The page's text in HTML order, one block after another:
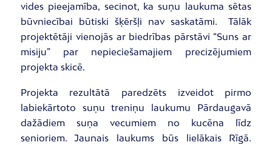
vides pieejamība, secinot, ka suņu laukuma sētas
būvniecībai būtiski šķēršļi nav saskatāmi. Tālāk
projektētāji vienojās ar biedrības pārstāvi “Suns ar
misiju” par nepieciešamajiem precizējumiem
projekta skicē.
Projekta rezultātā paredzēts izveidot pirmo
labiekārtoto suņu treniņu laukumu Pārdaugavā
dažādiem suņa vecumiem no kucēna līdz
senioriem. Jaunais laukums būs lielākais Rīgā.